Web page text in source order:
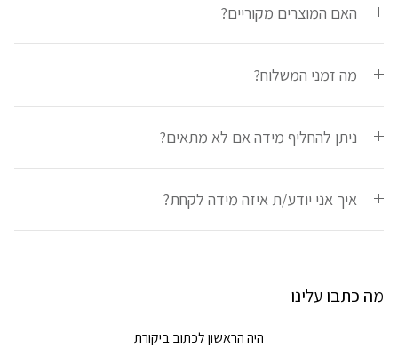
האם המוצרים מקוריים?
מה זמני המשלוח?
ניתן להחליף מידה אם לא מתאים?
איך אני יודע/ת איזה מידה לקחת?
מה כתבו עלינו
היה הראשון לכתוב ביקורת